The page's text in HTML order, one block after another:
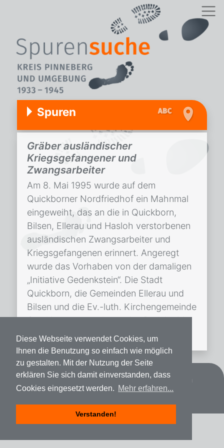
Diese Webseite verwendet Cookies, um
Ihnen die Benutzung so einfach wie möglich
zu gestalten. Mit der Nutzung der Seite
erklären Sie sich damit einverstanden, dass
Cookies eingesetzt werden. Mehr erfahren...
Verstanden!
Spuren
Gräber ausländischer
Kriegsgefangener und
Zwangsarbeiter
Am 8. Mai 1995 wurde auf dem
Quickborner Nordfriedhof ein Mahnmal
eingeweiht, das an die in Quickborn,
Bilsen, Ellerau und Hasloh verstorbenen
ausländischen Zwangsarbeiter und
Kriegsgefangenen erinnert. Angeregt
wurde das Vorhaben von der damaligen
„Initiative Gedenkstein“. Die Stadt
Quickborn, die Gemeinden Ellerau und
Bilsen und die Ev.-luth. Kirchengemeinde
Quickborn unterstützen das Projekt. Mit
der Umsetzung […]
Datenschutz Impressum Spenden